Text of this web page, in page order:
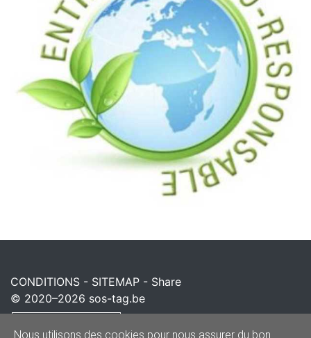
CONDITIONS - SITEMAP - Share
© 2020–2026 sos-tag.be
Powered by
Nous utilisons des cookies pour nous assurer du bon